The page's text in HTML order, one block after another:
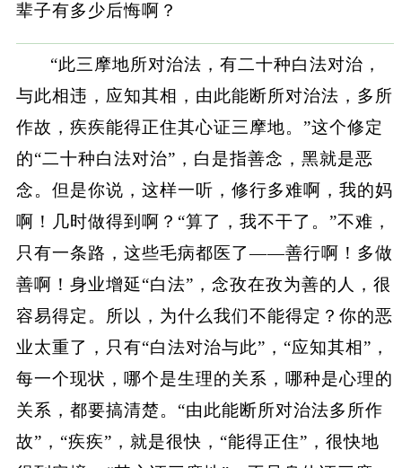
辈子有多少后悔啊？
“此三摩地所对治法，有二十种白法对治，
与此相违，应知其相，由此能断所对治法，多所
作故，疾疾能得正住其心证三摩地。”这个修定
的“二十种白法对治”，白是指善念，黑就是恶
念。但是你说，这样一听，修行多难啊，我的妈
啊！几时做得到啊？“算了，我不干了。”不难，
只有一条路，这些毛病都医了——善行啊！多做
善啊！身业增延“白法”，念孜在孜为善的人，很
容易得定。所以，为什么我们不能得定？你的恶
业太重了，只有“白法对治与此”，“应知其相”，
每一个现状，哪个是生理的关系，哪种是心理的
关系，都要搞清楚。“由此能断所对治法多所作
故”，“疾疾”，就是很快，“能得正住”，很快地